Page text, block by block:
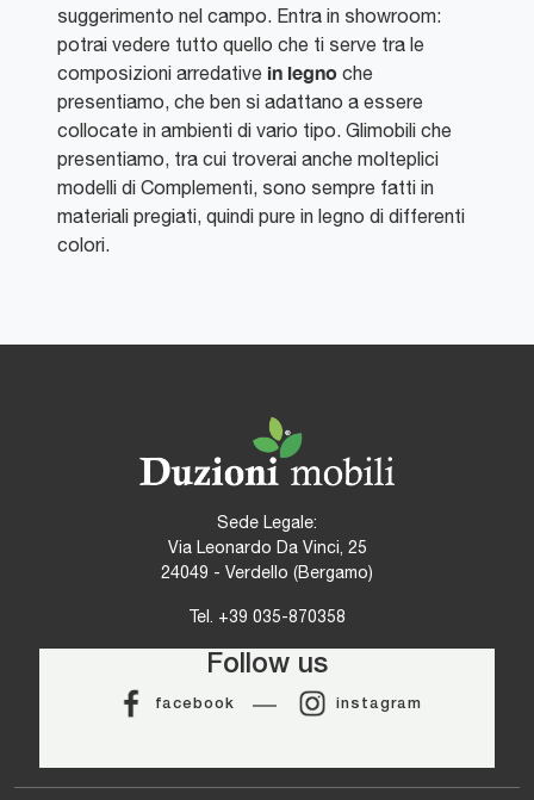
suggerimento nel campo. Entra in showroom:
potrai vedere tutto quello che ti serve tra le
composizioni arredative in legno che
presentiamo, che ben si adattano a essere
collocate in ambienti di vario tipo. Glimobili che
presentiamo, tra cui troverai anche molteplici
modelli di Complementi, sono sempre fatti in
materiali pregiati, quindi pure in legno di differenti
colori.
Sede Legale:
Via Leonardo Da Vinci, 25
24049 - Verdello (Bergamo)
Tel. +39 035-870358
Follow us
facebook instagram